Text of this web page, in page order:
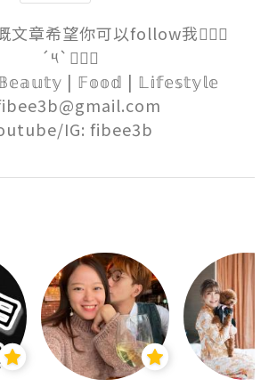
文章希望你可以follow我๑⃙⃘
´༥`๑⃙⃘
| 𝔽𝕠𝕠𝕕 | 𝕃𝕚𝕗𝕖𝕤𝕥𝕪𝕝𝕖
IG: fibee3b